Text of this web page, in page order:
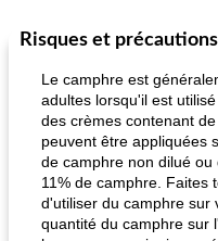
30min
Marques de confiance: recettes et
astuces
Risques et précautions
Le camphre est
adultes lorsqu'il est
des crèmes contenant
peuvent être appliquées
de camphre non dilué
11% de camphre. Faites
d'utiliser du camphre sur
quantité du camphre sur